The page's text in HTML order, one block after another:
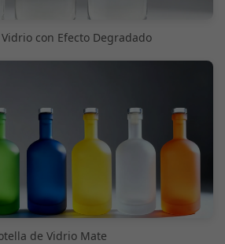
con Efecto Degradado
de Vidrio Mate